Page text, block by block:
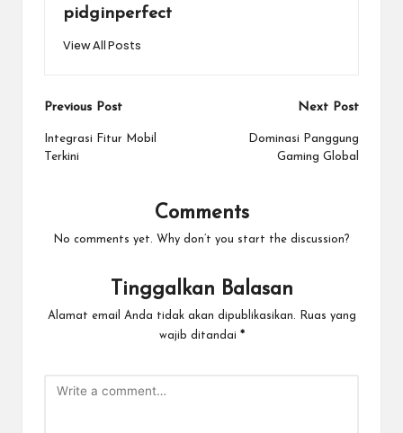
pidginperfect
View All Posts
Post
navigation
Previous Post
Integrasi Fitur Mobil
Terkini
Next Post
Dominasi Panggung
Gaming Global
Comments
No comments yet. Why don’t you start the discussion?
Tinggalkan Balasan
Alamat email Anda tidak akan dipublikasikan.
Ruas yang
wajib ditandai *